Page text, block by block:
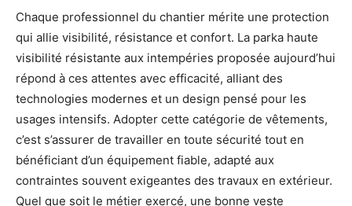
Chaque professionnel du chantier mérite une protection
qui allie visibilité, résistance et confort. La parka haute
visibilité résistante aux intempéries proposée aujourd’hui
répond à ces attentes avec efficacité, alliant des
technologies modernes et un design pensé pour les
usages intensifs. Adopter cette catégorie de vêtements,
c’est s’assurer de travailler en toute sécurité tout en
bénéficiant d’un équipement fiable, adapté aux
contraintes souvent exigeantes des travaux en extérieur.
Quel que soit le métier exercé, une bonne veste